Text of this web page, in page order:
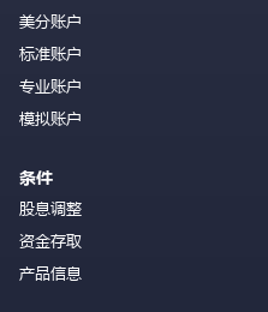
美分账户
标准账户
专业账户
模拟账户
条件
股息调整
资金存取
产品信息